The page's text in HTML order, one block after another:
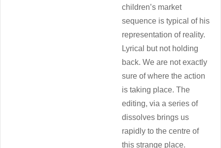
children’s market
sequence is typical of his
representation of reality.
Lyrical but not holding
back. We are not exactly
sure of where the action
is taking place. The
editing, via a series of
dissolves brings us
rapidly to the centre of
this strange place.